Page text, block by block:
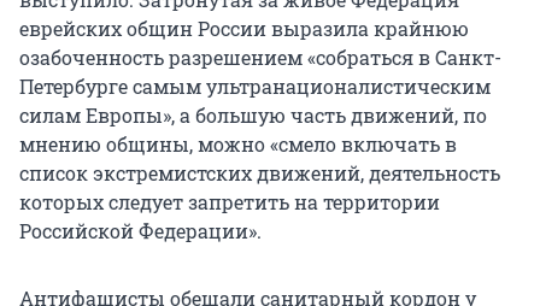
еврейских общин России выразила крайнюю
озабоченность разрешением «собраться в Санкт-
Петербурге самым ультранационалистическим
силам Европы», а большую часть движений, по
мнению общины, можно «смело включать в
список экстремистских движений, деятельность
которых следует запретить на территории
Российской Федерации».
Антифашисты обещали санитарный кордон у